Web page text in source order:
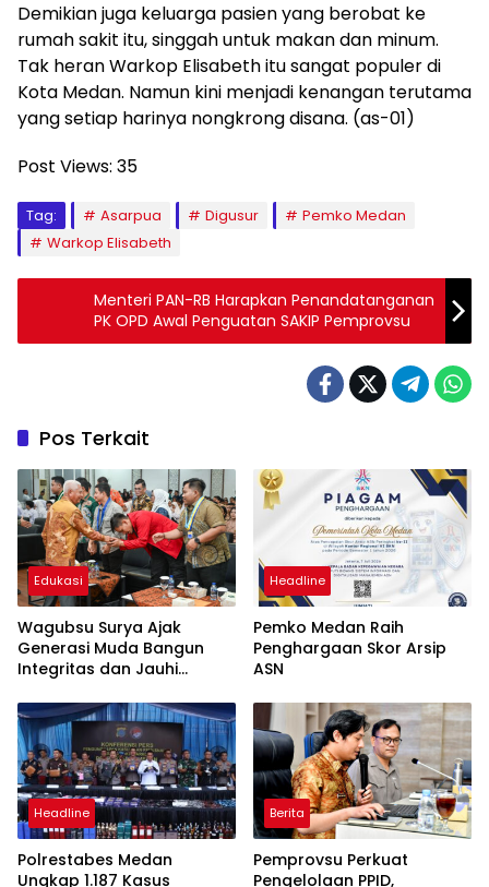
Demikian juga keluarga pasien yang berobat ke
rumah sakit itu, singgah untuk makan dan minum.
Tak heran Warkop Elisabeth itu sangat populer di
Kota Medan. Namun kini menjadi kenangan terutama
yang setiap harinya nongkrong disana. (as-01)
Post Views: 35
Tag: Asarpua Digusur
Pemko Medan
Warkop Elisabeth
Menteri PAN-RB Harapkan Penandatanganan
PK OPD Awal Penguatan SAKIP Pemprovsu
Pos Terkait
Edukasi
Wagubsu Surya Ajak
Generasi Muda Bangun
Integritas dan Jauhi
Headline
Pemko Medan Raih
Penghargaan Skor Arsip
ASN
Headline
Polrestabes Medan
Ungkap 1.187 Kasus
Berita
Pemprovsu Perkuat
Pengelolaan PPID,